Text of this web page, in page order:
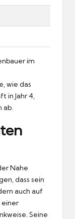
im
wie das
in Jahr 4,
ab.
Nahe
dass sein
auch auf
einer
Seine